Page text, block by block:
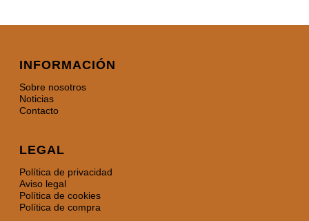
INFORMACIÓN
Sobre nosotros
Noticias
Contacto
LEGAL
Política de privacidad
Aviso legal
Política de cookies
Política de compra